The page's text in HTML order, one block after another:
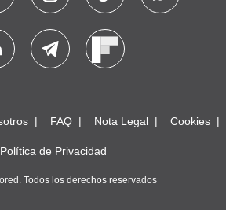
FAQ Nota Legal Cookies
Política de Privacidad
Todos los derechos reservados